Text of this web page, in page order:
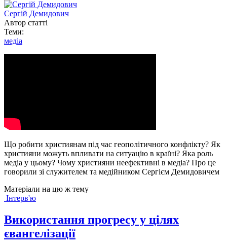
Сергій Демидович
Автор статті
Теми:
медіа
Що робити християнам під час геополітичного конфлікту? Як
християни можуть впливати на ситуацію в країні? Яка роль
медіа у цьому? Чому християни неефективні в медіа? Про це
говорили зі служителем та медійником Сергієм Демидовичем
Матеріали на цю ж тему
Інтерв'ю
Використання прогресу у цілях
євангелізації